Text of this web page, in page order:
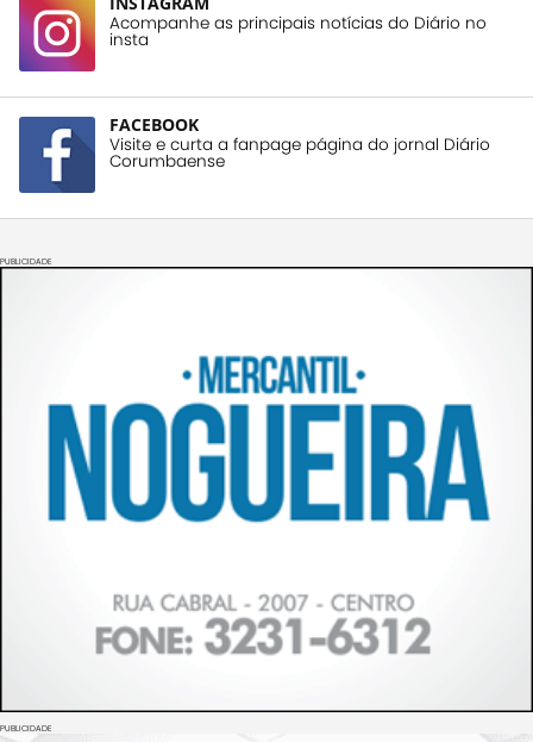
Acompanhe as principais notícias do Diário no
insta
FACEBOOK
Visite e curta a fanpage página do jornal Diário
Corumbaense
PUBLICIDADE
PUBLICIDADE